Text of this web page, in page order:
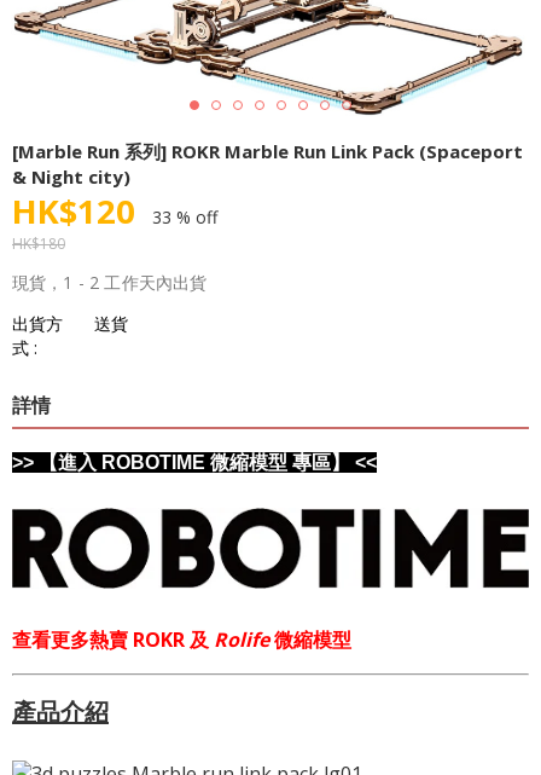
[Marble Run 系列] ROKR Marble Run Link Pack (Spaceport
& Night city)
HK$120 33 % off
HK$180
現貨，1 - 2 工作天內出貨
出貨方
式 :
送貨
詳情
>> 【進入 ROBOTIME 微縮模型 專區】 <<
查看更多熱賣 ROKR 及 Rolife微縮模型
產品介紹